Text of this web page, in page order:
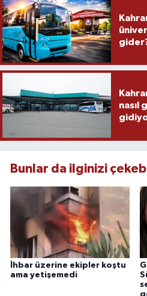
nasıl
Bunlar da ilginizi
İhbar üzerine ekipler koştu
ama yetişemedi